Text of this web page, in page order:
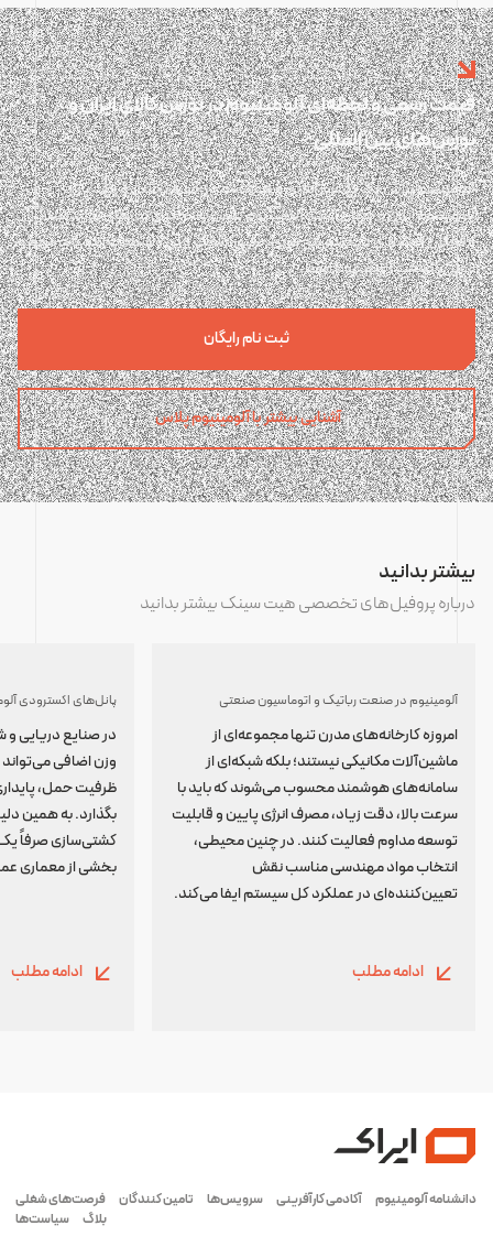
قیمت رسمی و لحظه‌ای آلومینیوم در بورس کالای ایران و
بورس‌های بین المللی
آلومینیوم پلاس یک پلتفرم آنلاین و هوشمند در حوزه تحلیل و رصد بازار
آلومینیوم ایران و جهان است. آلومینیوم پلاس پاسخگوی نیازهای تولیدکنندگان
و فعالان اقتصادی در دسترسی فوری، دقیق، شفاف و بی واسطه به اطلاعات مهم و
موثر بر صنعت آلومینیوم است.
ثبت نام رایگان
آشنایی بیشتر با آلومینیوم پلاس
بیشتر بدانید
درباره پروفیل‌های تخصصی هیت سینک بیشتر بدانید
آلومینیوم در صنعت رباتیک و اتوماسیون صنعتی
امروزه کارخانه‌های مدرن تنها مجموعه‌ای از
ماشین‌آلات مکانیکی نیستند؛ بلکه شبکه‌ای از
سامانه‌های هوشمند محسوب می‌شوند که باید با
سرعت بالا، دقت زیاد، مصرف انرژی پایین و قابلیت
توسعه مداوم فعالیت کنند. در چنین محیطی،
انتخاب مواد مهندسی مناسب نقش
تعیین‌کننده‌ای در عملکرد کل سیستم ایفا می‌کند.
ادامه مطلب
پانل‌های اکسترودی
در صنایع دریایی و
وزن اضافی
ظرفیت حمل،
بگذارد. به همین
کشتی‌سازی صرفاً
بخشی از معماری
ادامه مطلب
دانشنامه آلومینیوم آکادمی کارآفرینی سرویس‌ها تامین کنندگان
فرصت‌های شغلی
بلاگ
سیاست‌ها